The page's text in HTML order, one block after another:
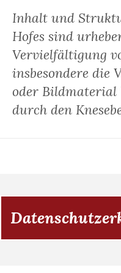
Inhalt und
Hofes sind
Vervielfältigung
insbesondere die
oder Bildmaterial
durch den